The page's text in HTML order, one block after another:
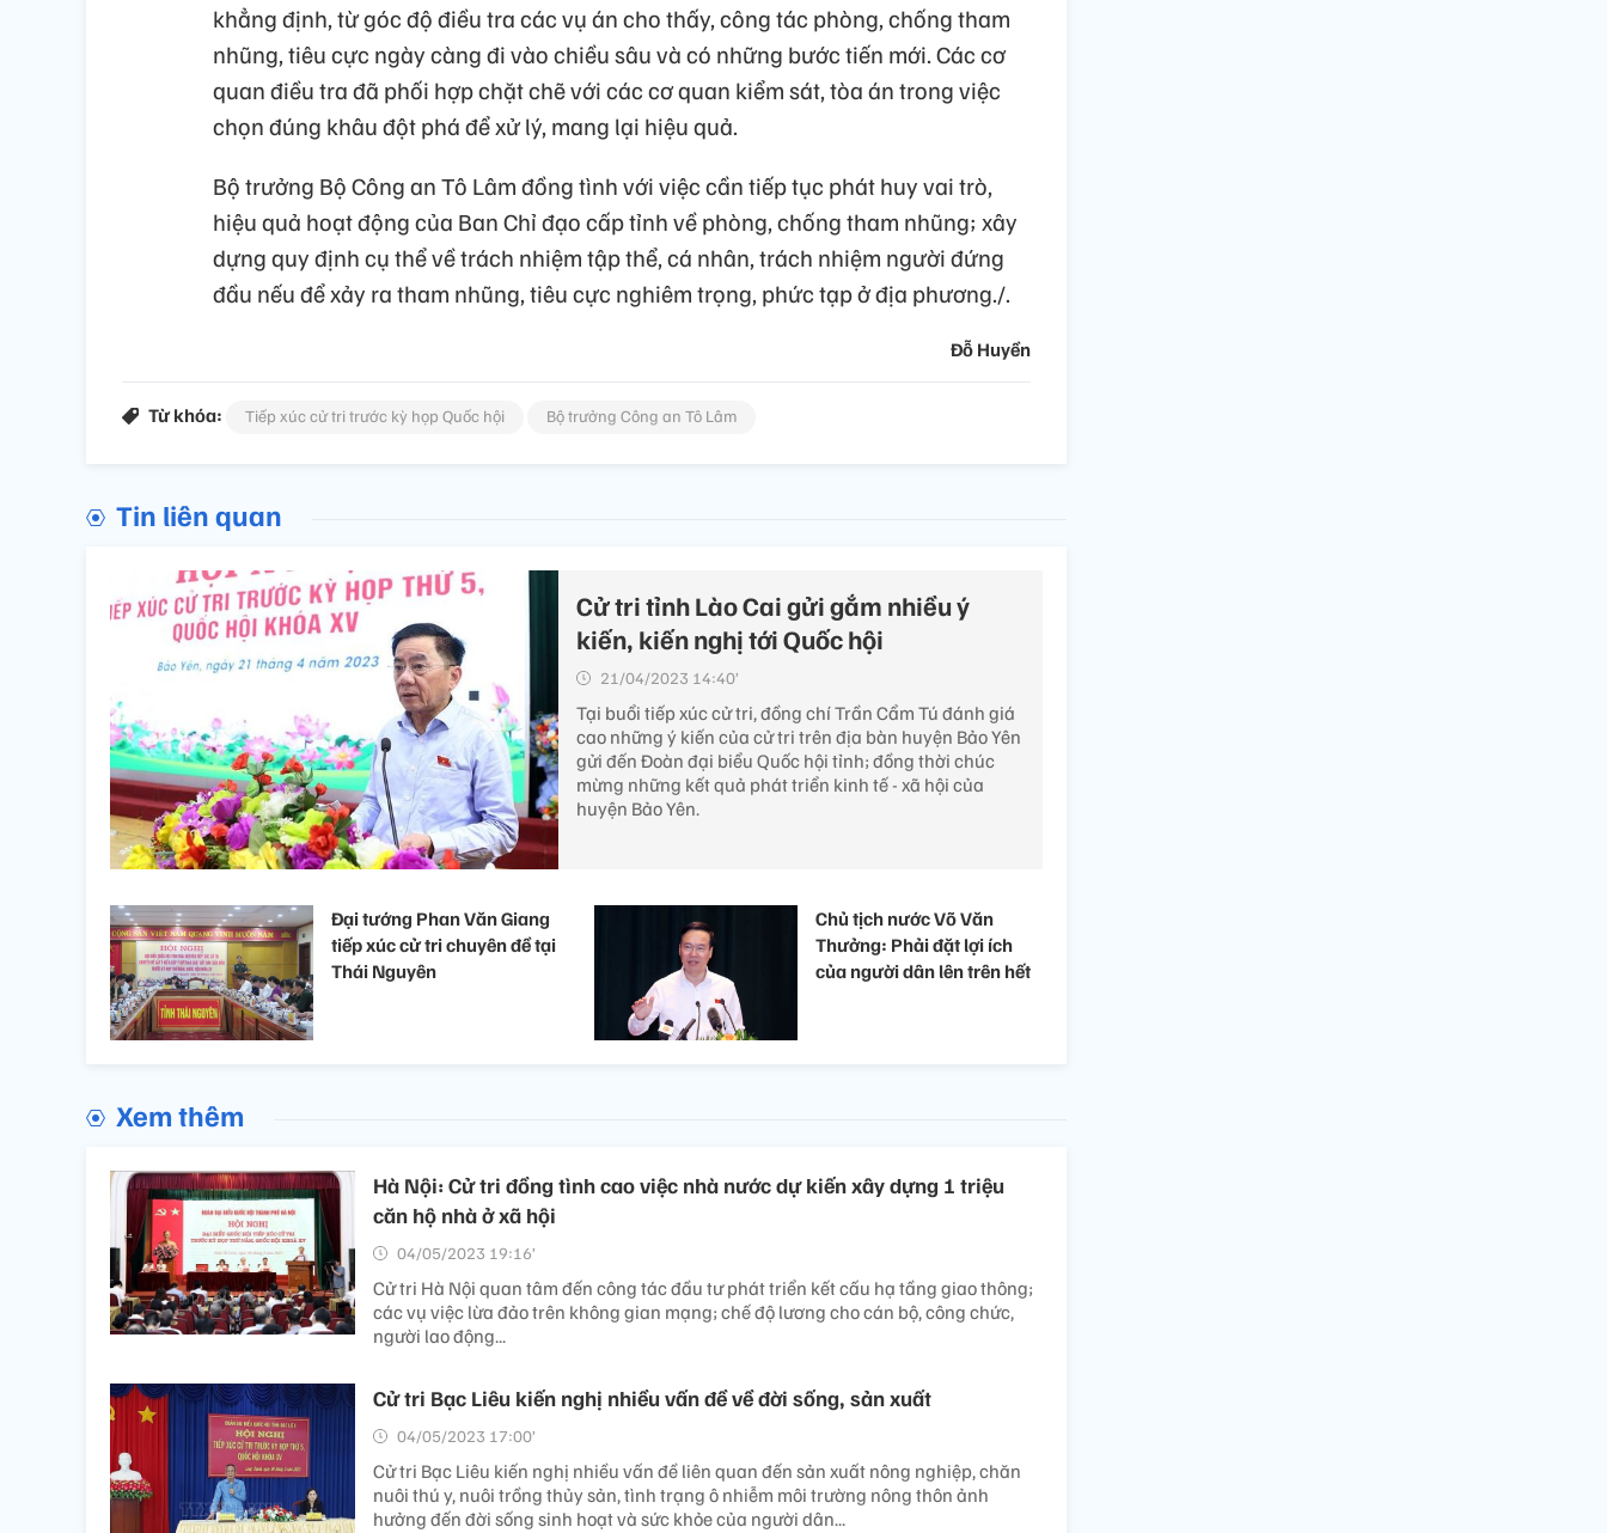
khẳng định, từ góc độ điều tra các vụ án cho thấy, công tác phòng, chống tham
nhũng, tiêu cực ngày càng đi vào chiều sâu và có những bước tiến mới. Các cơ
quan điều tra đã phối hợp chặt chẽ với các cơ quan kiểm sát, tòa án trong việc
chọn đúng khâu đột phá để xử lý, mang lại hiệu quả.
Bộ trưởng Bộ Công an Tô Lâm đồng tình với việc cần tiếp tục phát huy vai trò,
hiệu quả hoạt động của Ban Chỉ đạo cấp tỉnh về phòng, chống tham nhũng; xây
dựng quy định cụ thể về trách nhiệm tập thể, cá nhân, trách nhiệm người đứng
đầu nếu để xảy ra tham nhũng, tiêu cực nghiêm trọng, phức tạp ở địa phương./.
Đỗ Huyền
Từ khóa: Tiếp xúc cử tri trước kỳ họp Quốc hội Bộ trưởng Công an Tô Lâm
Tin liên quan
Cử tri tỉnh Lào Cai gửi gắm nhiều ý
kiến, kiến nghị tới Quốc hội
21/04/2023 14:40’
Tại buổi tiếp xúc cử tri, đồng chí Trần Cẩm Tú đánh giá
cao những ý kiến của cử tri trên địa bàn huyện Bảo Yên
gửi đến Đoàn đại biểu Quốc hội tỉnh; đồng thời chúc
mừng những kết quả phát triển kinh tế - xã hội của
huyện Bảo Yên.
Đại tướng Phan Văn Giang
tiếp xúc cử tri chuyên đề tại
Thái Nguyên
Chủ tịch nước Võ Văn
Thưởng: Phải đặt lợi ích
của người dân lên trên hết
Xem thêm
Hà Nội: Cử tri đồng tình cao việc nhà nước dự kiến xây dựng 1 triệu
căn hộ nhà ở xã hội
04/05/2023 19:16’
Cử tri Hà Nội quan tâm đến công tác đầu tư phát triển kết cấu hạ tầng giao thông;
các vụ việc lừa đảo trên không gian mạng; chế độ lương cho cán bộ, công chức,
người lao động...
Cử tri Bạc Liêu kiến nghị nhiều vấn đề về đời sống, sản xuất
04/05/2023 17:00’
Cử tri Bạc Liêu kiến nghị nhiều vấn đề liên quan đến sản xuất nông nghiệp, chăn
nuôi thú y, nuôi trồng thủy sản, tình trạng ô nhiễm môi trường nông thôn ảnh
hưởng đến đời sống sinh hoạt và sức khỏe của người dân...